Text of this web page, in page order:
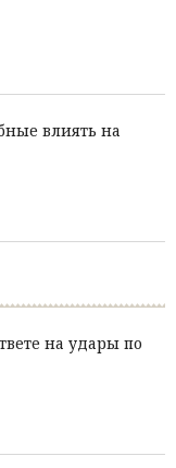
влиять на
на удары по